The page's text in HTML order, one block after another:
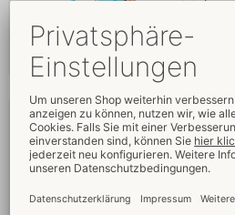
NEU
Cuties-
UVP: